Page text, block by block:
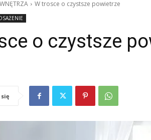
WNĘTRZA W trosce o czystsze powietrze
o czystsze